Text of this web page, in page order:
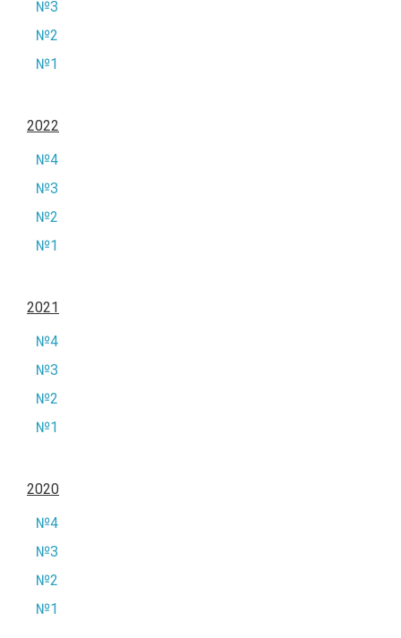
№3
№2
№1
2022
№4
№3
№2
№1
2021
№4
№3
№2
№1
2020
№4
№3
№2
№1